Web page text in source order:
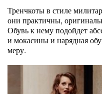
Тренчкоты в стиле
они практичны,
Обувь к нему подойдет
и мокасины и нарядная
меру.